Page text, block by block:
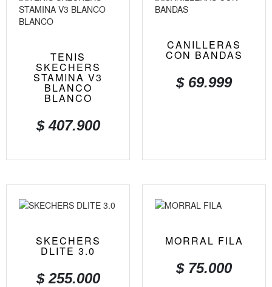
TENIS
SKECHERS
STAMINA V3
BLANCO
BLANCO
$407.900
CANILLERAS
CON BANDAS
$69.999
SKECHERS
DLITE 3.0
$255.000
MORRAL FILA
$75.000